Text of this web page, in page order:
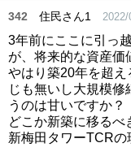
342 住民さん1 2022/
3年前にここに引っ
が、将来的な資産価
やはり築20年を超
じも無いし大規模
うのは甘いですか？
どこか新築に移る
新梅田タワーTCRの